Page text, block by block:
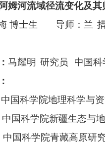
姆河流域径流变化及其
博士生 导师：兰
马耀明 研究员
中国
中国科学院地理科学与
中国科学院新疆生态与
中国科学院青藏高原研